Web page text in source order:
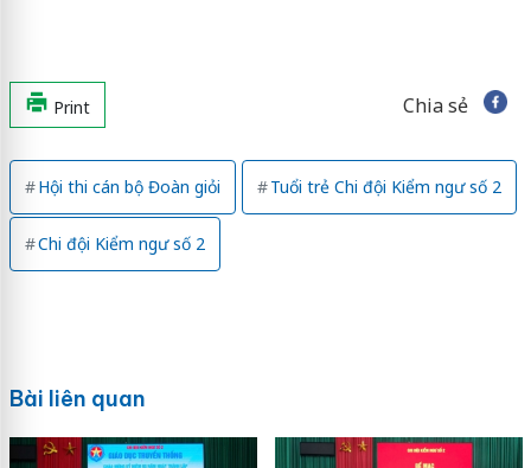
Print Chia sẻ
Hội thi cán bộ Đoàn giỏi Tuổi trẻ Chi đội Kiểm ngư số 2
Chi đội Kiểm ngư số 2
Bài liên quan